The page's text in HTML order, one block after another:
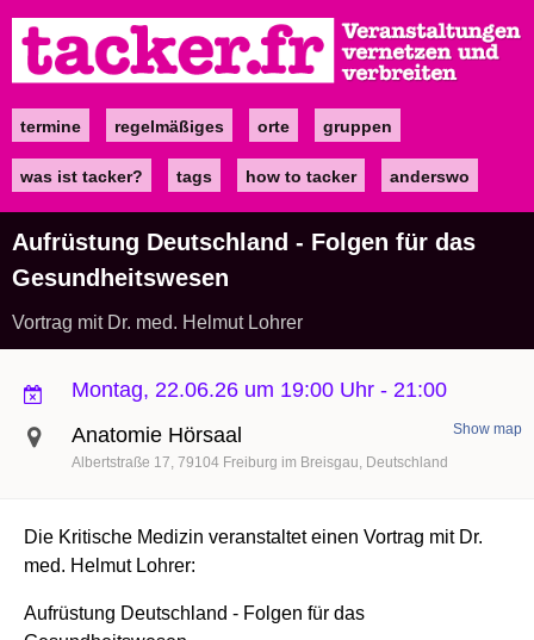
zum
Inhalt
Maintermine regelmäßiges orte gruppen
was ist tacker? tags how to tacker anderswo
Aufrüstung Deutschland - Folgen für das
Gesundheitswesen
Vortrag mit Dr. med. Helmut Lohrer
Montag, 22.06.26 um 19:00 Uhr - 21:00
Anatomie Hörsaal
Albertstraße 17 79104 Freiburg im Breisgau Deutschland
Show map
Die Kritische Medizin veranstaltet einen Vortrag mit Dr.
med. Helmut Lohrer:
Aufrüstung Deutschland - Folgen für das